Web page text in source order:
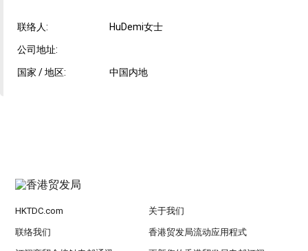
联络人: HuDemi女士
公司地址:
国家 / 地区: 中国内地
HKTDC.com 关于我们
联络我们 香港贸发局流动应用程式